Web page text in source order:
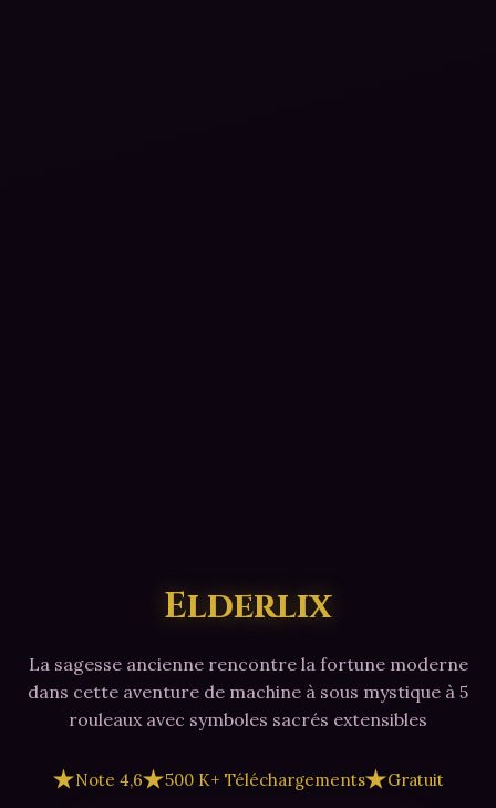
Elderlix
La sagesse ancienne rencontre la fortune moderne
dans cette aventure de machine à sous mystique à 5
rouleaux avec symboles sacrés extensibles
Note 4,6 500 K+ Téléchargements Gratuit